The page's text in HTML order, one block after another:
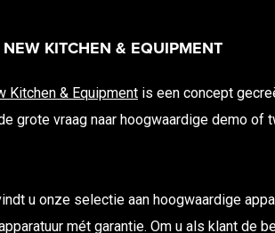
KITCHEN & EQUIPMENT
Kitchen & Equipment is een concept
grote vraag naar hoogwaardige demo of
u onze selectie aan hoogwaardige
mét garantie. Om u als klant de